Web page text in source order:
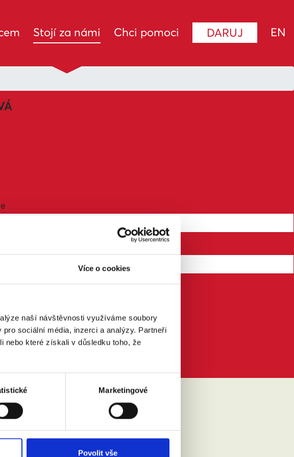
Více o cookies
naší návštěvnosti využíváme soubory
sociální média, inzerci a analýzy. Partneři
nebo které získali v důsledku toho, že
Marketingové
Povolit vše
Stojí za námi (current)
Chci pomoci DARUJ EN
NEUNIKLO